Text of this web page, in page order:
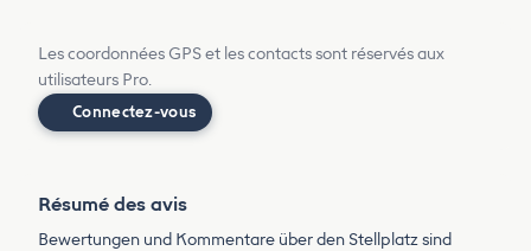
Les coordonnées GPS et les contacts sont réservés aux
utilisateurs Pro.
Connectez-vous
Résumé des avis
Bewertungen und Kommentare über den Stellplatz sind